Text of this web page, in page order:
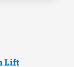
Lift